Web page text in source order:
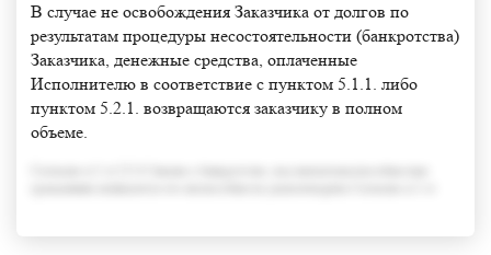
В случае не освобождения Заказчика от долгов по
результатам процедуры несостоятельности (банкротства)
Заказчика, денежные средства, оплаченные
Исполнителю в соответствие с пунктом 5.1.1. либо
пунктом 5.2.1. возвращаются заказчику в полном
объеме.